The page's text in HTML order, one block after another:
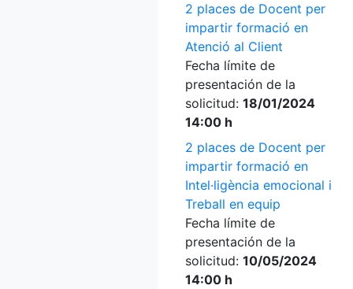
2 places de Docent per
impartir formació en
Atenció al Client
Fecha límite de
presentación de la
solicitud: 18/01/2024
14:00 h
2 places de Docent per
impartir formació en
Intel·ligència emocional i
Treball en equip
Fecha límite de
presentación de la
solicitud: 10/05/2024
14:00 h